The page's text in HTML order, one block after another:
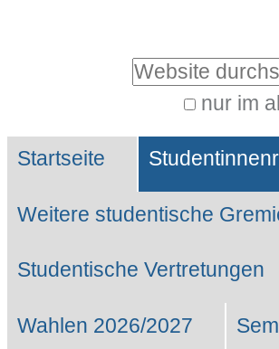
Website durchsuchen
nur im
Suche…
Sektionen
Startseite
Weitere studentische
Studentische Vertretungen
Wahlen 2026/2027